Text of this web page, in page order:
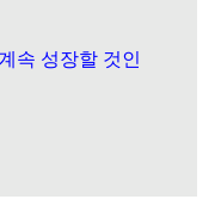
속 성장할 것인